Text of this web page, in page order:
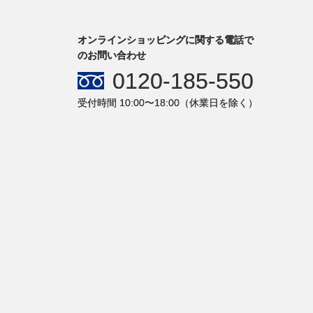
オンラインショッピングに関する電話で
のお問い合わせ
0120-185-550
受付時間 10:00〜18:00（休業日を除く）